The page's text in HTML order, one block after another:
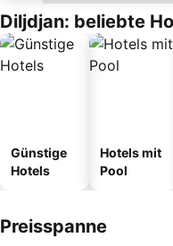
Diljdjan: beliebte
Günstige
Hotels
Hotels mit
Pool
Preisspanne